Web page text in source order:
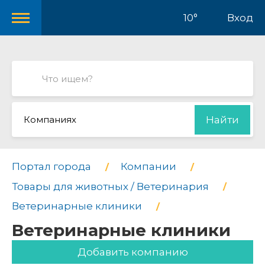
10° Вход
Компаниях Найти
Портал города
Компании
Товары для животных / Ветеринария
Ветеринарные клиники
Ветеринарные клиники
Добавить компанию